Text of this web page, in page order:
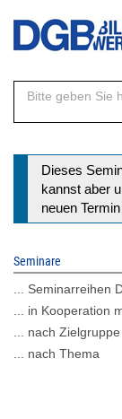
Direkt
Inhalt
Dieses
kannst aber
neuen
Seminare
... Seminarreihen
... in Kooperation
... nach Zielgruppe
... nach Thema